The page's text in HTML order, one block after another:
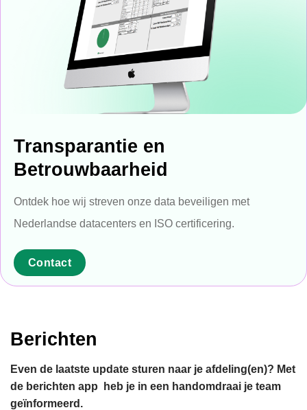
Transparantie en
Betrouwbaarheid
Ontdek hoe wij streven onze data beveiligen met
Nederlandse datacenters en ISO certificering.
Contact
Berichten
Even de laatste update sturen naar je afdeling(en)? Met
de berichten app heb je in een handomdraai je team
geïnformeerd.